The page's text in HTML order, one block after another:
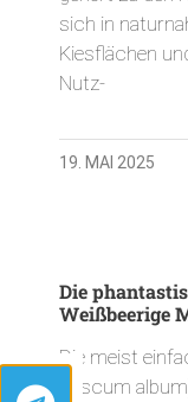
sich in
Kiesflächen
Nutz-
19. MAI 2025
Die
Weißbeerige
Die meist
(Viscum